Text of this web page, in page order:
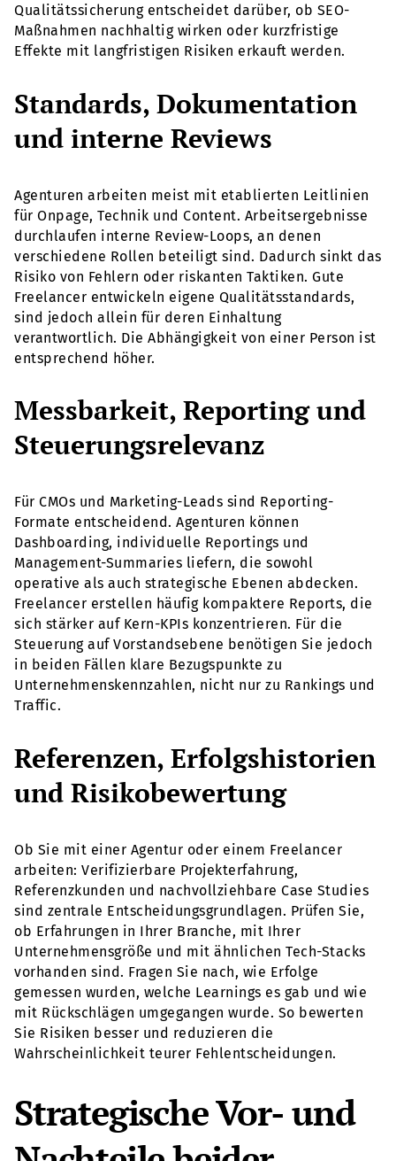
Qualitätssicherung entscheidet darüber, ob SEO-
Maßnahmen nachhaltig wirken oder kurzfristige
Effekte mit langfristigen Risiken erkauft werden.
Standards, Dokumentation
und interne Reviews
Agenturen arbeiten meist mit etablierten Leitlinien
für Onpage, Technik und Content. Arbeitsergebnisse
durchlaufen interne Review-Loops, an denen
verschiedene Rollen beteiligt sind. Dadurch sinkt das
Risiko von Fehlern oder riskanten Taktiken. Gute
Freelancer entwickeln eigene Qualitätsstandards,
sind jedoch allein für deren Einhaltung
verantwortlich. Die Abhängigkeit von einer Person ist
entsprechend höher.
Messbarkeit, Reporting und
Steuerungsrelevanz
Für CMOs und Marketing-Leads sind Reporting-
Formate entscheidend. Agenturen können
Dashboarding, individuelle Reportings und
Management-Summaries liefern, die sowohl
operative als auch strategische Ebenen abdecken.
Freelancer erstellen häufig kompaktere Reports, die
sich stärker auf Kern-KPIs konzentrieren. Für die
Steuerung auf Vorstandsebene benötigen Sie jedoch
in beiden Fällen klare Bezugspunkte zu
Unternehmenskennzahlen, nicht nur zu Rankings und
Traffic.
Referenzen, Erfolgshistorien
und Risikobewertung
Ob Sie mit einer Agentur oder einem Freelancer
arbeiten: Verifizierbare Projekterfahrung,
Referenzkunden und nachvollziehbare Case Studies
sind zentrale Entscheidungsgrundlagen. Prüfen Sie,
ob Erfahrungen in Ihrer Branche, mit Ihrer
Unternehmensgröße und mit ähnlichen Tech-Stacks
vorhanden sind. Fragen Sie nach, wie Erfolge
gemessen wurden, welche Learnings es gab und wie
mit Rückschlägen umgegangen wurde. So bewerten
Sie Risiken besser und reduzieren die
Wahrscheinlichkeit teurer Fehlentscheidungen.
Strategische Vor- und